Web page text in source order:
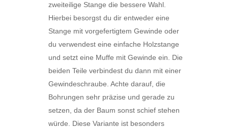
zweiteilige Stange die bessere Wahl.
Hierbei besorgst du dir entweder eine
Stange mit vorgefertigtem Gewinde oder
du verwendest eine einfache Holzstange
und setzt eine Muffe mit Gewinde ein. Die
beiden Teile verbindest du dann mit einer
Gewindeschraube. Achte darauf, die
Bohrungen sehr präzise und gerade zu
setzen, da der Baum sonst schief stehen
würde. Diese Variante ist besonders